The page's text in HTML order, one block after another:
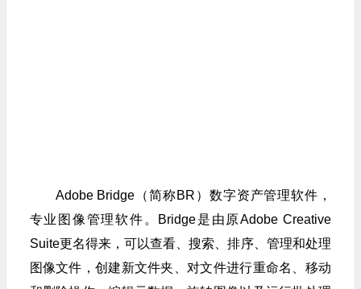
Adobe Bridge（简称BR）数字资产管理软件，
专业图像管理软件。Bridge是由原Adobe Creative
Suite更名得来，可以查看、搜索、排序、管理和处理
图像文件，创建新文件夹、对文件进行重命名、移动